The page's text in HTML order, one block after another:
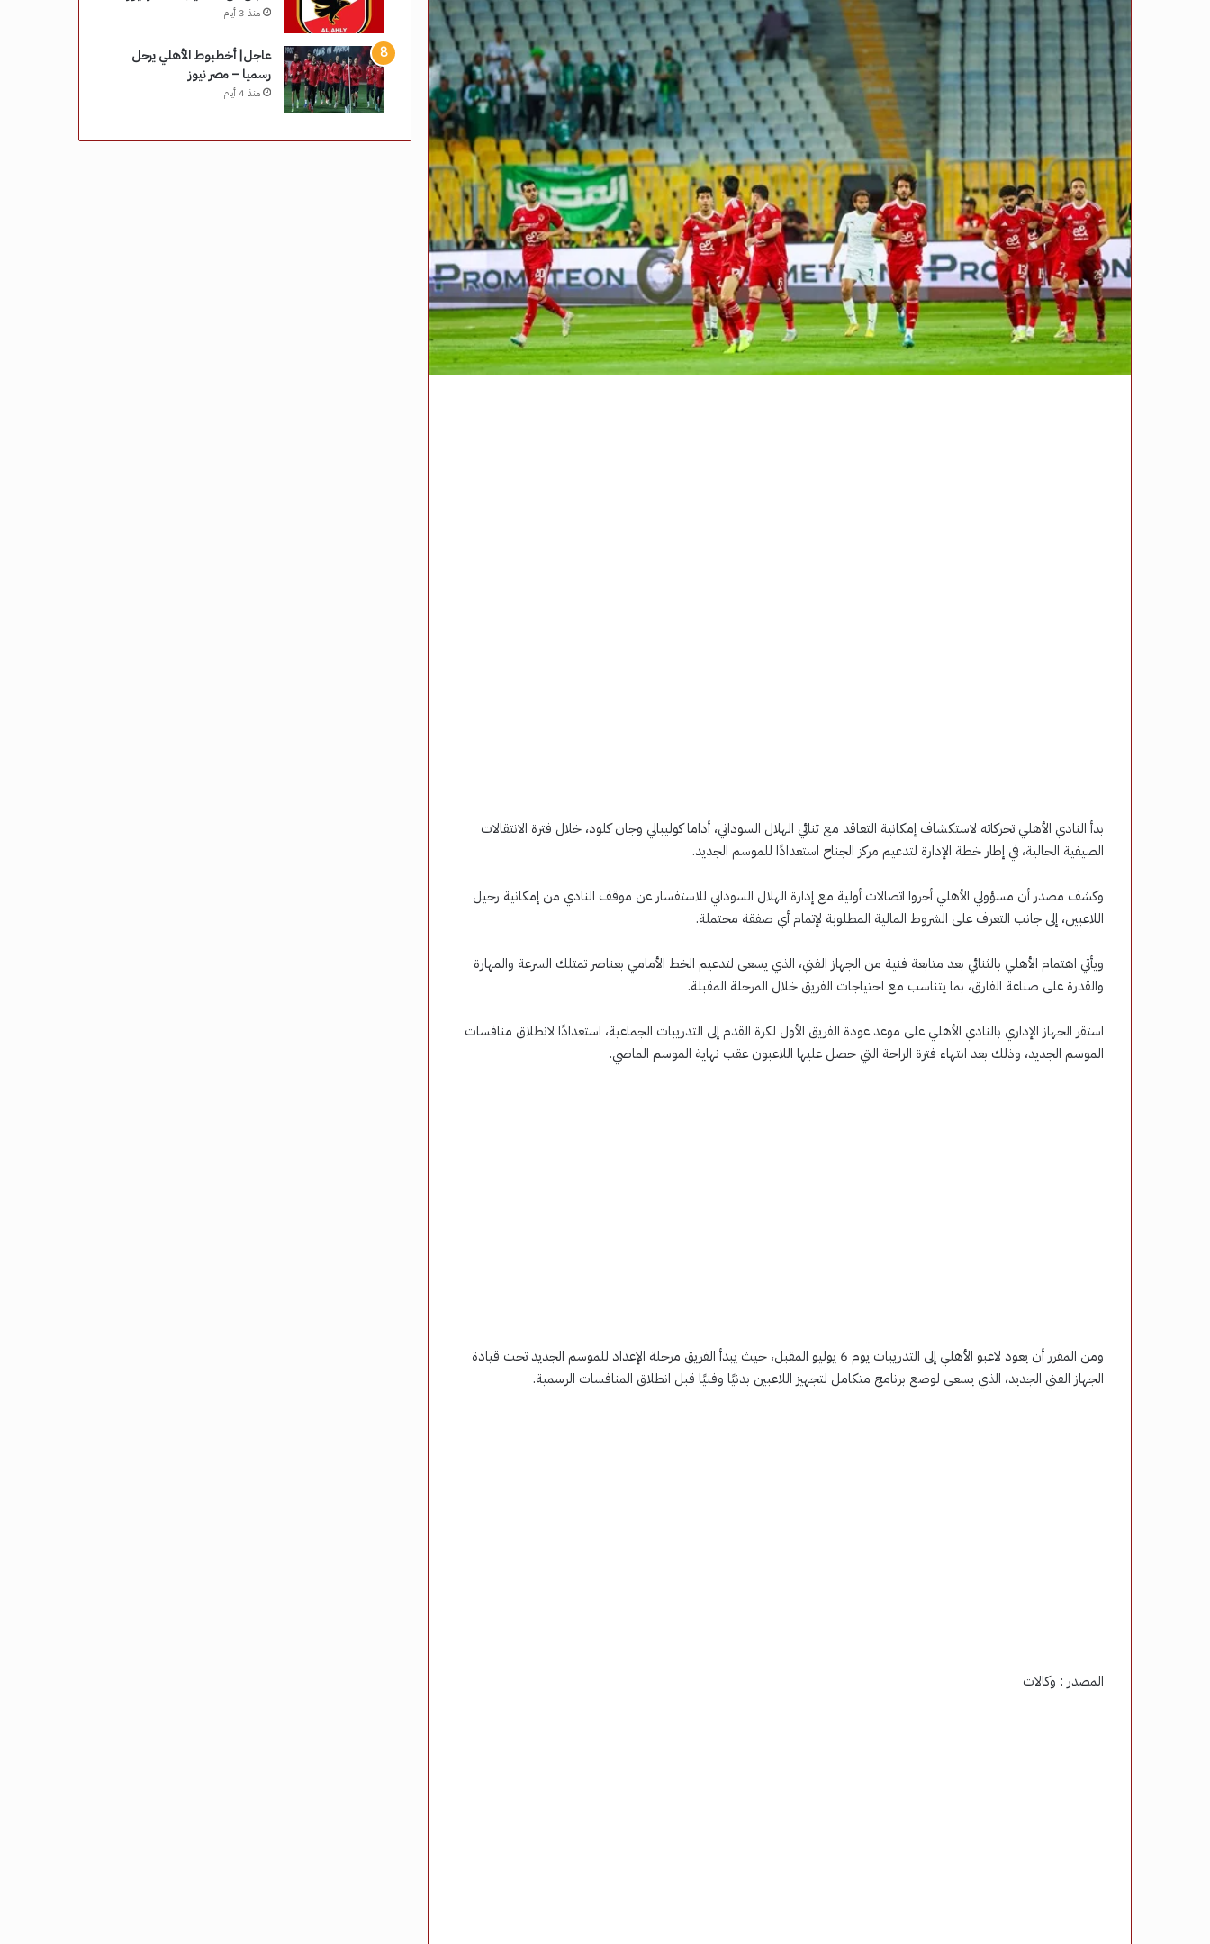
بدأ النادي الأهلي تحركاته لاستكشاف إمكانية التعاقد مع ثنائي الهلال السوداني، أداما كوليبالي وجان كلود، خلال فترة الانتقالات
الصيفية الحالية، في إطار خطة الإدارة لتدعيم مركز الجناح استعدادًا للموسم الجديد.
وكشف مصدر أن مسؤولي الأهلي أجروا اتصالات أولية مع إدارة الهلال السوداني للاستفسار عن موقف النادي من إمكانية رحيل
اللاعبين، إلى جانب التعرف على الشروط المالية المطلوبة لإتمام أي صفقة محتملة.
ويأتي اهتمام الأهلي بالثنائي بعد متابعة فنية من الجهاز الفني، الذي يسعى لتدعيم الخط الأمامي بعناصر تمتلك السرعة والمهارة
والقدرة على صناعة الفارق، بما يتناسب مع احتياجات الفريق خلال المرحلة المقبلة.
استقر الجهاز الإداري بالنادي الأهلي على موعد عودة الفريق الأول لكرة القدم إلى التدريبات الجماعية، استعدادًا لانطلاق منافسات
الموسم الجديد، وذلك بعد انتهاء فترة الراحة التي حصل عليها اللاعبون عقب نهاية الموسم الماضي.
ومن المقرر أن يعود لاعبو الأهلي إلى التدريبات يوم 6 يوليو المقبل، حيث يبدأ الفريق مرحلة الإعداد للموسم الجديد تحت قيادة
الجهاز الفني الجديد، الذي يسعى لوضع برنامج متكامل لتجهيز اللاعبين بدنيًا وفنيًا قبل انطلاق المنافسات الرسمية.
المصدر : وكالات
منذ 3 أيام
عاجل| أخطبوط الأهلي يرحل
رسميا – مصر نيوز
منذ 4 أيام